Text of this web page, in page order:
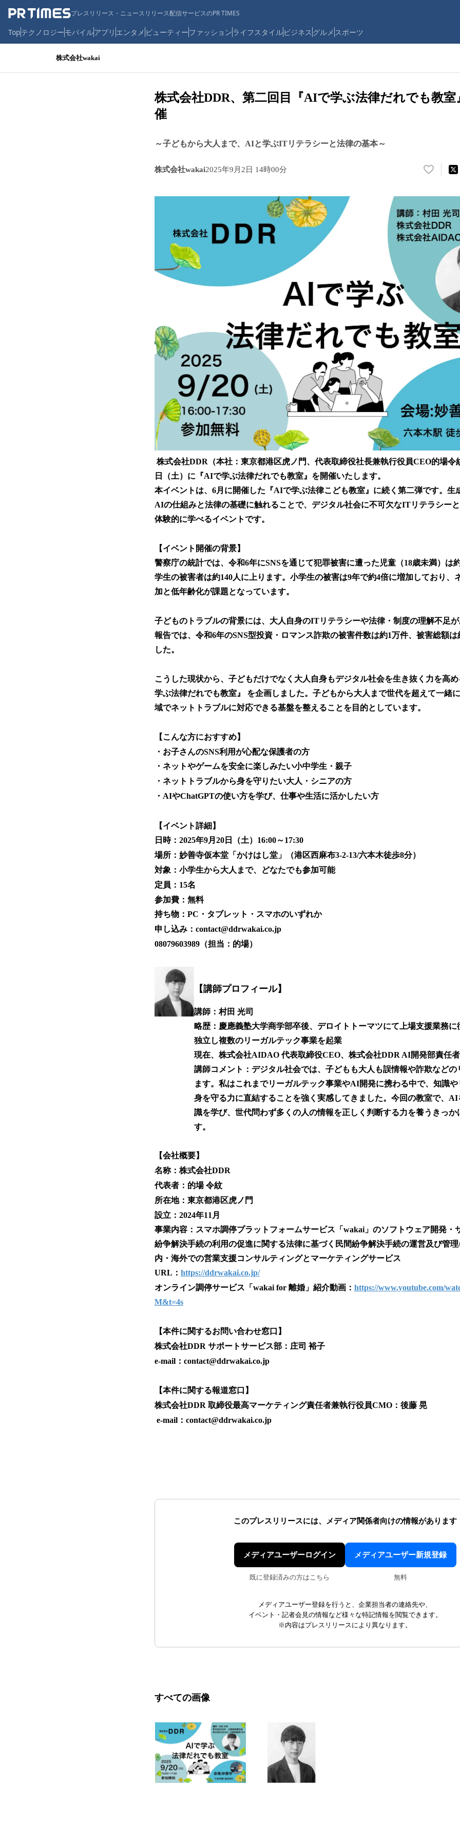
プレスリリース・ニュースリリース配信サービスのPR TIMES
Topテクノロジーモバイルアプリ エンタメ ビューティーファッションライフスタイルビジネス グルメ スポーツ
株式会社wakai
株式会社DDR、第二回目『AIで学ぶ法律だれでも教室
催
～子どもから大人まで、AIと学ぶITリテラシーと法律の基本～
株式会社wakai2025年9月2日 14時00分
い
ね
数
を
読
み
中
株式会社DDR（本社：東京都港区虎ノ門、代表取締役社長兼執行役員CEO的場令
日（土）に『AIで学ぶ法律だれでも教室』を開催いたします。
本イベントは、6月に開催した『AIで学ぶ法律こども教室』に続く第二弾です。生
AIの仕組みと法律の基礎に触れることで、デジタル社会に不可欠なITリテラシー
体験的に学べるイベントです。
【イベント開催の背景】
警察庁の統計では、令和6年にSNSを通じて犯罪被害に遭った児童（18歳未満）は
学生の被害者は約140人に上ります。小学生の被害は9年で約4倍に増加しており、
加と低年齢化が課題となっています。
子どものトラブルの背景には、大人自身のITリテラシーや法律・制度の理解不足
報告では、令和6年のSNS型投資・ロマンス詐欺の被害件数は約1万件、被害総額は
した。
こうした現状から、子どもだけでなく大人自身もデジタル社会を生き抜く力を高
学ぶ法律だれでも教室』 を企画しました。子どもから大人まで世代を超えて一緒
域でネットトラブルに対応できる基盤を整えることを目的としています。
【こんな方におすすめ】
・お子さんのSNS利用が心配な保護者の方
・ネットやゲームを安全に楽しみたい小中学生・親子
・ネットトラブルから身を守りたい大人・シニアの方
・AIやChatGPTの使い方を学び、仕事や生活に活かしたい方
【イベント詳細】
日時：2025年9月20日（土）16:00～17:30
場所：妙善寺仮本堂「かけはし堂」（港区西麻布3-2-13/六本木徒歩8分）
対象：小学生から大人まで、どなたでも参加可能
定員：15名
参加費：無料
持ち物：PC・タブレット・スマホのいずれか
申し込み：contact@ddrwakai.co.jp
08079603989（担当：的場）
【講師プロフィール】
講師：村田 光司
略歴：慶應義塾大学商学部卒後、デロイトトーマツにて上場支援業務に
独立し複数のリーガルテック事業を起業
現在、株式会社AIDAO 代表取締役CEO、株式会社DDR AI開発部責任者
講師コメント：デジタル社会では、子どもも大人も誤情報や詐欺など
ます。私はこれまでリーガルテック事業やAI開発に携わる中で、知識
身を守る力に直結することを強く実感してきました。今回の教室で、
識を学び、世代問わず多くの人の情報を正しく判断する力を養うきっ
す。
【会社概要】
名称：株式会社DDR
代表者：的場 令紋
所在地：東京都港区虎ノ門
設立：2024年11月
事業内容：スマホ調停プラットフォームサービス「wakai」のソフトウェア開発・
紛争解決手続の利用の促進に関する法律に基づく民間紛争解決手続の運営及び管
内・海外での営業支援コンサルティングとマーケティングサービス
URL： https://ddrwakai.co.jp/
オンライン調停サービス「wakai for 離婚」紹介動画： https://www.youtube.com/
M&t=4s
【本件に関するお問い合わせ窓口】
株式会社DDR サポートサービス部：庄司 裕子
e-mail：contact@ddrwakai.co.jp
【本件に関する報道窓口】
株式会社DDR 取締役最高マーケティング責任者兼執行役員CMO：後藤 晃
e-mail：contact@ddrwakai.co.jp
このプレスリリースには、 メディア関係者向けの情報があります
メディアユーザーログイン
既に登録済みの方はこちら
メディアユーザー新規登録
無料
メディアユーザー登録を行うと、企業担当者の連絡先や、
イベント・記者会見の情報など様々な特記情報を閲覧できます。
※内容はプレスリリースにより異なります。
すべての画像